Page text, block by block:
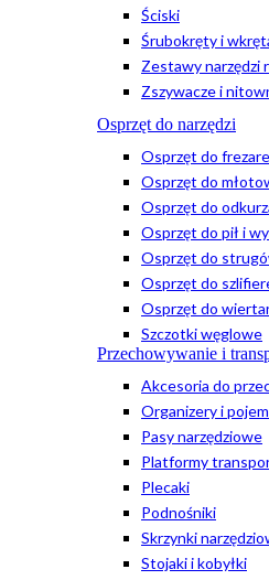
Ściski
Śrubokręty i
Zestawy narzędzi
Zszywacze i
Osprzęt do narzędzi
Osprzęt do
Osprzęt do
Osprzęt do
Osprzęt do pił i
Osprzęt do
Osprzęt do
Osprzęt do
Szczotki węglowe
Przechowywanie i
Akcesoria do
Organizery i
Pasy narzędziowe
Platformy
Plecaki
Podnośniki
Skrzynki
Stojaki i kobyłki